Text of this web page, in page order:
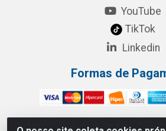
YouTube
TikTok
Linkedin
Formas de